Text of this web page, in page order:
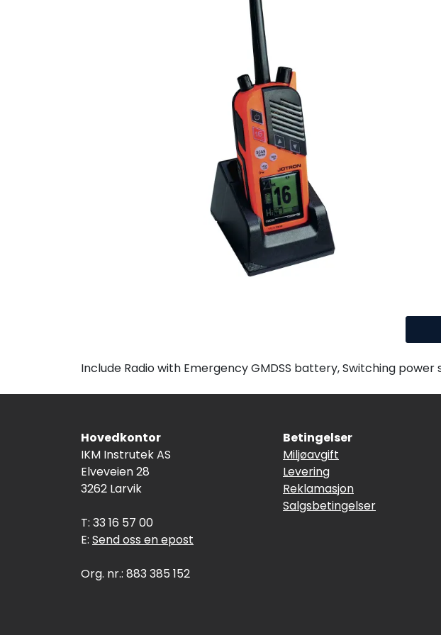
Include Radio with Emergency GMDSS battery, Switching
Hovedkontor
IKM Instrutek AS
Elveveien 28
3262 Larvik
T: 33 16 57 00
E: Send oss en epost
Org. nr.: 883 385 152
Betingelser
Miljøavgift
Levering
Reklamasjon
Salgsbetingelser